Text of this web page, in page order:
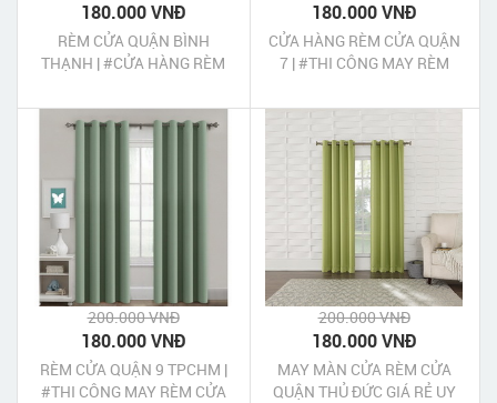
180.000 VNĐ
RÈM CỬA QUẬN BÌNH
THẠNH | #CỬA HÀNG RÈM
GIÁ RẺ
180.000 VNĐ
CỬA HÀNG RÈM CỬA QUẬN
7 | #THI CÔNG MAY RÈM
200.000 VNĐ
180.000 VNĐ
RÈM CỬA QUẬN 9 TPCHM |
#THI CÔNG MAY RÈM CỬA
200.000 VNĐ
180.000 VNĐ
MAY MÀN CỬA RÈM CỬA
QUẬN THỦ ĐỨC GIÁ RẺ UY